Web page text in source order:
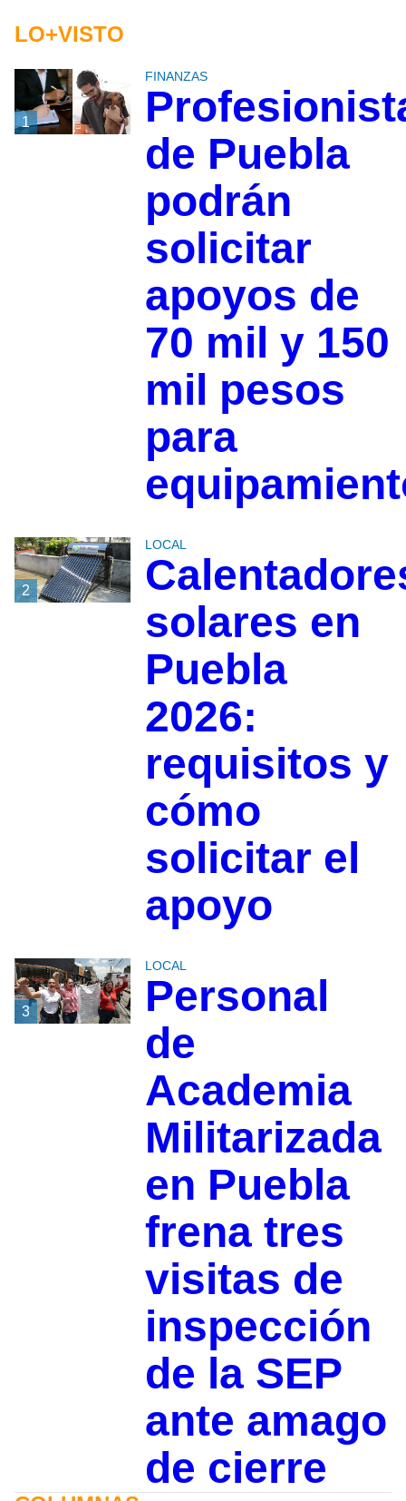
LO+VISTO
1
FINANZAS
de Puebla
podrán
solicitar
apoyos de
70 mil y 150
mil pesos
para
2
LOCAL
solares en
Puebla
2026:
requisitos y
cómo
solicitar el
apoyo
3
LOCAL
Personal
de
Academia
Militarizada
en Puebla
frena tres
visitas de
inspección
de la SEP
ante amago
de cierre